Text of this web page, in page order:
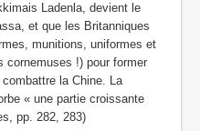
Ladenla, devient le
et que les Britanniques
munitions, uniformes et
cornemuses !) pour former
la Chine. La
« une partie croissante
pp. 282, 283)